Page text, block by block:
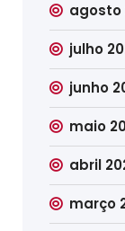
agosto
julho
junho
maio
abril
março